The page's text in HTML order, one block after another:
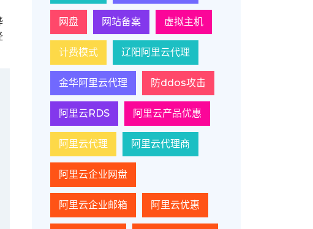
网盘 网站备案 虚拟主机
计费模式 辽阳阿里云代理
金华阿里云代理 防ddos攻击
阿里云RDS 阿里云产品优惠
阿里云代理 阿里云代理商
阿里云企业网盘
阿里云企业邮箱 阿里云优惠